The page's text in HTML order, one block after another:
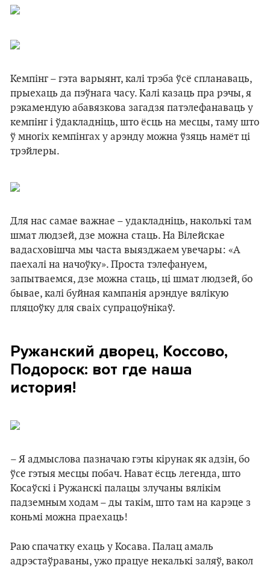
Кемпінг – гэта варыянт, калі трэба ўсё спланаваць,
прыехаць да пэўнага часу. Калі казаць пра рэчы, я
рэкамендую абавязкова загадзя патэлефанаваць у
кемпінг і ўдакладніць, што ёсць на месцы, таму што
ў многіх кемпінгах у арэнду можна ўзяць намёт ці
трэйлеры.
Для нас самае важнае – удакладніць, наколькі там
шмат людзей, дзе можна стаць. На Вілейскае
вадасховішча мы часта выязджаем увечары: «А
паехалі на начоўку». Проста тэлефануем,
запытваемся, дзе можна стаць, ці шмат людзей, бо
бывае, калі буйная кампанія арэндуе вялікую
пляцоўку для сваіх супрацоўнікаў.
Ружанский дворец, Коссово,
Подороск: вот где наша
история!
– Я адмыслова пазначаю гэты кірунак як адзін, бо
ўсе гэтыя месцы побач. Нават ёсць легенда, што
Косаўскі і Ружанскі палацы злучаны вялікім
падземным ходам – ды такім, што там на карэце з
коньмі можна праехаць!
Раю спачатку ехаць у Косава. Палац амаль
адрэстаўраваны, ужо працуе некалькі заляў, вакол